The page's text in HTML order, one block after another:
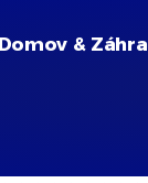
Domov &